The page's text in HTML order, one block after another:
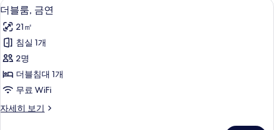
People
사
진
모
두
보
기
No
Smoking
For
3
People
자
세
히
보
기
더
블
룸,
금
연
사
모
3
더블룸, 금연
21㎡
침실 1개
2명
더블침대 1개
무료 WiFi
자세히 보기
더